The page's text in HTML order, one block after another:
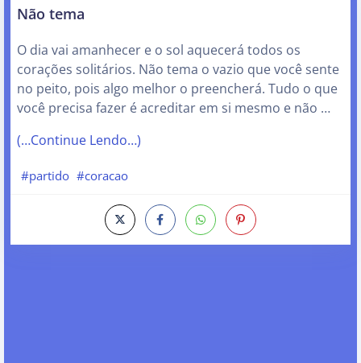
Não tema
O dia vai amanhecer e o sol aquecerá todos os
corações solitários. Não tema o vazio que você sente
no peito, pois algo melhor o preencherá. Tudo o que
você precisa fazer é acreditar em si mesmo e não …
(…Continue Lendo…)
#partido #coracao